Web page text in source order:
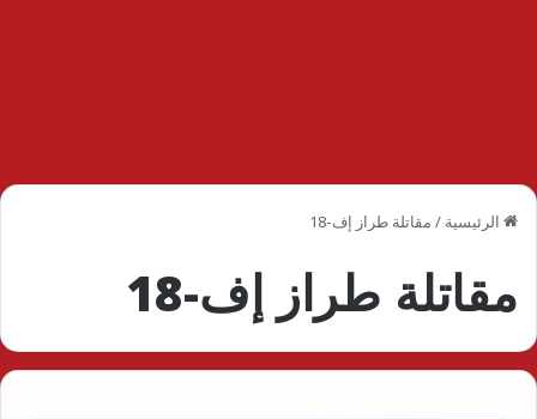
الرئيسية / مقاتلة طراز إف-18
مقاتلة طراز إف-18